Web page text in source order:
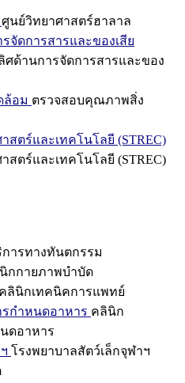
ศูนย์วิทยาศาสตร์ฮาลาล
จัดการสารและของเสีย
ศด้านการจัดการสารและของ
ล้อม ตรวจสอบคุณภาพสิ่ง
สตร์และเทคโนโลยี (STREC)
สตร์และเทคโนโลยี (STREC)
การทางทันตกรรม
กกายภาพบำบัด
คลินิกเทคนิคการแพทย์
กำหนดอาหาร คลินิก
ดอาหาร
โรงพยาบาลสัตว์เล็กจุฬาฯ